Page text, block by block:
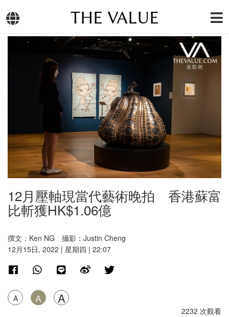
THE VALUE
12月壓軸現當代藝術晚拍 香港蘇富
比斬獲HK$1.06億
撰文：Ken NG 攝影：Justin Cheng
12月15日, 2022 | 星期四 | 22:07
A A A
2232 次觀看